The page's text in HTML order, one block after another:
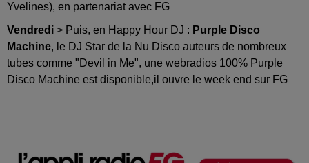
Yvelines), en partenariat avec FG
Vendredi > Puis, en Happy Hour DJ : Purple Disco
Machine, le DJ Star de la Nu Disco auteurs de nombreux
tubes comme "Devil in Me", une webradios 100% Purple
Disco Machine est disponible,il ouvre le week end sur FG